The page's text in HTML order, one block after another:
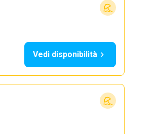
Vedi disponibilità